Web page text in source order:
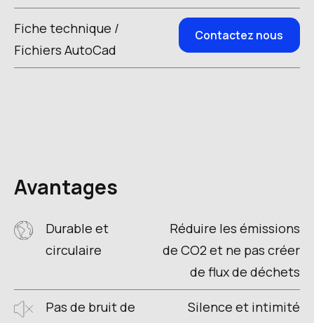
Fiche technique /
Fichiers AutoCad
Contactez nous
Avantages
Durable et
circulaire
Réduire les émissions
de CO2 et ne pas créer
de flux de déchets
Pas de bruit de
Silence et intimité